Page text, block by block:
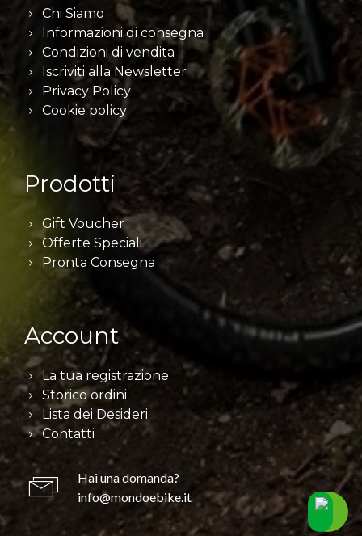
Chi Siamo
Informazioni di consegna
Condizioni di vendita
Iscriviti alla Newsletter
Privacy Policy
Cookie policy
Prodotti
Gift Voucher
Offerte Speciali
Pronta Consegna
Account
La tua registrazione
Storico ordini
Lista dei Desideri
Contatti
Hai una domanda?
info@mondoebike.it